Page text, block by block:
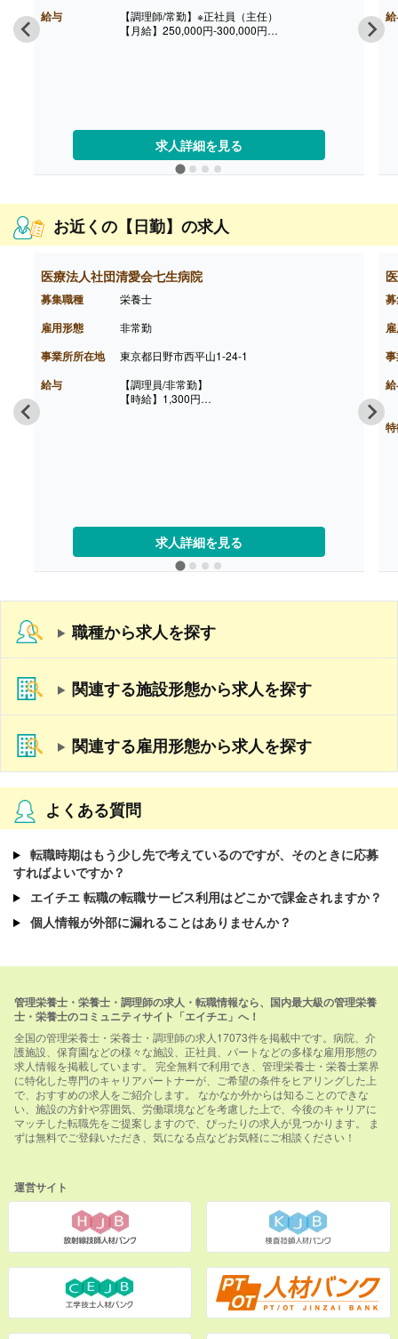
給与
【調理師/常勤】※正社員（主任）
【月給】250,000円-300,000円
【月給】255,000円-300,000円
※給与は経験に応じて決定します
【賞与】年2回2ヶ月※前年度実績
【昇給】有
【退職金】無し-
【調理師/常勤】※正社員
【月給】235,000円-300,000円
※給与は経験に応じて決定します
【昇給】有
【交通費】あり（実費支給）
【退職金】無し
求人詳細を見る
お近くの【日勤】の求人
医療法人社団清愛会七生病院
募集職種 栄養士
雇用形態 非常勤
事業所所在地 東京都日野市西平山1-24-1
給与
【調理員/非常勤】
【時給】1,300円
求人詳細を見る
職種から求人を探す
関連する施設形態から求人を探す
関連する雇用形態から求人を探す
よくある質問
転職時期はもう少し先で考えているのですが、そのときに応募
すればよいですか？
エイチエ 転職の転職サービス利用はどこかで課金されますか？
個人情報が外部に漏れることはありませんか？
管理栄養士・栄養士・調理師の求人・転職情報なら、国内最大級の管理栄養
士・栄養士のコミュニティサイト「エイチエ」へ！
全国の管理栄養士・栄養士・調理師の求人17073件を掲載中です。病院、介
護施設、保育園などの様々な施設、正社員、パートなどの多様な雇用形態の
求人情報を掲載しています。 完全無料で利用でき、管理栄養士・栄養士業界
に特化した専門のキャリアパートナーが、ご希望の条件をヒアリングした上
で、おすすめの求人をご紹介します。 なかなか外からは知ることのできな
い、施設の方針や雰囲気、労働環境などを考慮した上で、今後のキャリアに
マッチした転職先をご提案しますので、ぴったりの求人が見つかります。 ま
ずは無料でご登録いただき、気になる点などお気軽にご相談ください！
運営サイト